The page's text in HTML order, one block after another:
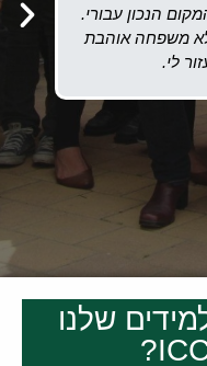
הנכון עבורי.
משפחה אוהבת
לי.
שלנו